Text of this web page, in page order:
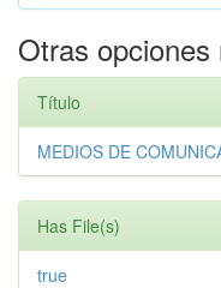
Otras opciones
Título
MEDIOS DE
Has File(s)
true